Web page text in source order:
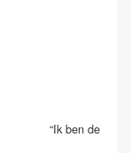
“Ik ben de